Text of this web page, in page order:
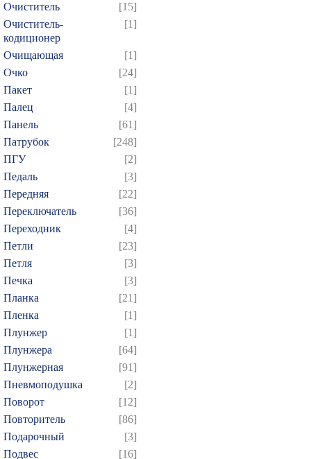
Очиститель
[15]
Очиститель-
кодиционер
[1]
Очищающая
[1]
Очко
[24]
Пакет
[1]
Палец
[4]
Панель
[61]
Патрубок
[248]
ПГУ
[2]
Педаль
[3]
Передняя
[22]
Переключатель
[36]
Переходник
[4]
Петли
[23]
Петля
[3]
Печка
[3]
Планка
[21]
Пленка
[1]
Плунжер
[1]
Плунжера
[64]
Плунжерная
[91]
Пневмоподушка
[2]
Поворот
[12]
Повторитель
[86]
Подарочный
[3]
Подвес
[16]